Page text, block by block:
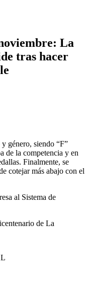
La
tras hacer
género, siendo “F”
de la competencia y en
Finalmente, se
cotejar más abajo con el
al Sistema de
de La